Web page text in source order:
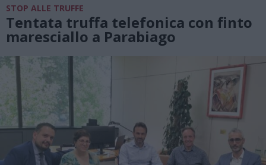
STOP ALLE TRUFFE
Tentata truffa telefonica con finto
maresciallo a Parabiago